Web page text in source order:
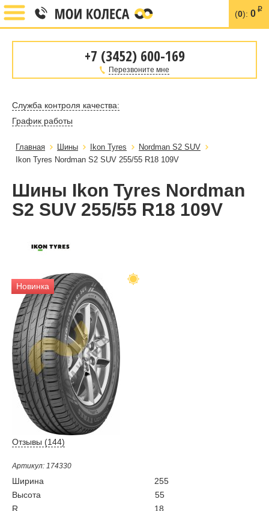
(0): 0 i
+7 (3452) 600-169
Перезвоните мне
Служба контроля качества:
График работы
Главная Шины Ikon Tyres
Nordman S2 SUV
Ikon Tyres Nordman S2 SUV 255/55 R18 109V
Шины Ikon Tyres Nordman
S2 SUV 255/55 R18 109V
Новинка
Отзывы (144)
Артикул: 174330
Ширина
255
Высота
55
R
18